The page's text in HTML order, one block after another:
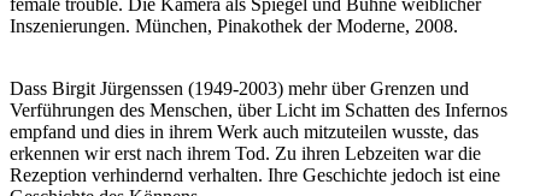
female trouble. Die Kamera als Spiegel und Bühne weiblicher
Inszenierungen. München, Pinakothek der Moderne, 2008.
Dass Birgit Jürgenssen (1949-2003) mehr über Grenzen und
Verführungen des Menschen, über Licht im Schatten des Infernos
empfand und dies in ihrem Werk auch mitzuteilen wusste, das
erkennen wir erst nach ihrem Tod. Zu ihren Lebzeiten war die
Rezeption verhindernd verhalten. Ihre Geschichte jedoch ist eine